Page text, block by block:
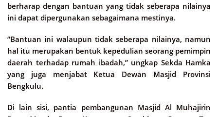
berharap dengan bantuan yang tidak seberapa nilainya
ini dapat dipergunakan sebagaimana mestinya.
“Bantuan ini walaupun tidak seberapa nilainya, namun
hal itu merupakan bentuk kepedulian seorang pemimpin
daerah terhadap rumah ibadah,” ungkap Sekda Hamka
yang juga menjabat Ketua Dewan Masjid Provinsi
Bengkulu.
Di lain sisi, pantia pembangunan Masjid Al Muhajirin